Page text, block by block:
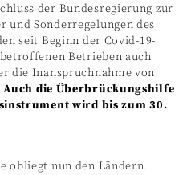
der Bundesregierung zur
und Sonderregelungen des
seit Beginn der Covid-19-
Betrieben auch
die Inanspruchnahme von
Auch die Überbrückungshilfe
wird bis zum 30.
obliegt nun den Ländern.